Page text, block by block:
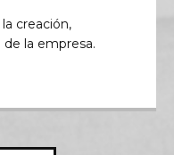
creación,
la empresa.